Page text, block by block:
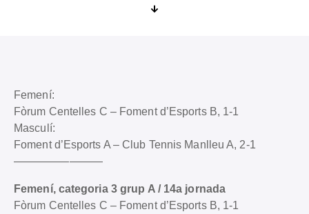
Femení:
Fòrum Centelles C – Foment d’Esports B, 1-1
Masculí:
Foment d’Esports A – Club Tennis Manlleu A, 2-1
————————
Femení, categoria 3 grup A / 14a jornada
Fòrum Centelles C – Foment d’Esports B, 1-1